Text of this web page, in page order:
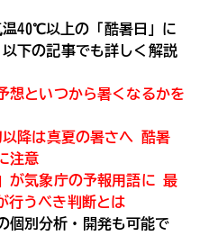
40℃以上の「酷暑日」に
下の記事でも詳しく解説
想といつから暑くなるかを
以降は真夏の暑さへ 酷暑
注意
が気象庁の予報用語に 最
行うべき判断とは
個別分析・開発も可能で